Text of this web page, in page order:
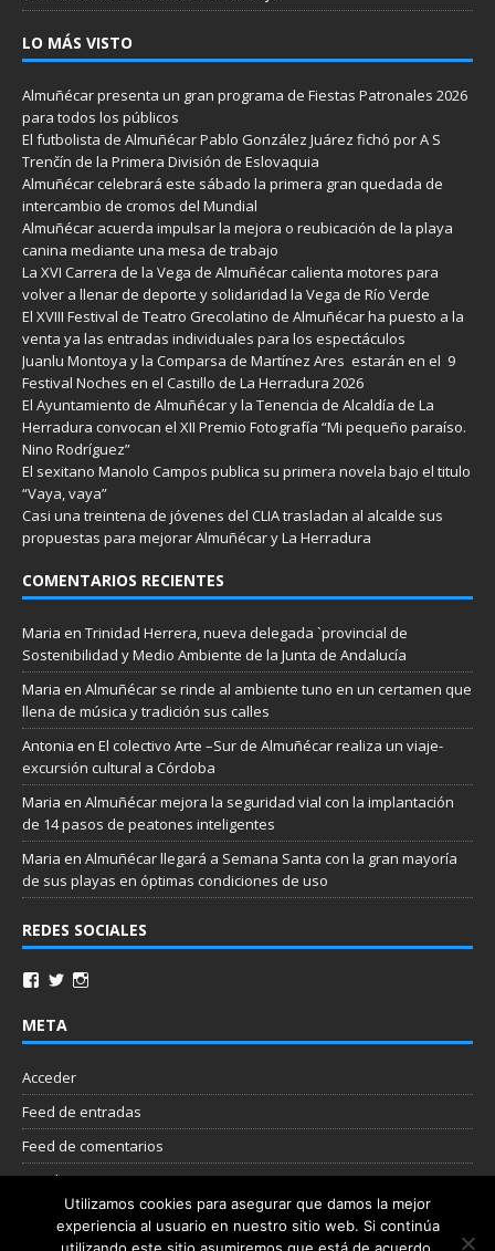
LO MÁS VISTO
Almuñécar presenta un gran programa de Fiestas Patronales 2026
para todos los públicos
El futbolista de Almuñécar Pablo González Juárez fichó por A S
Trenčín de la Primera División de Eslovaquia
Almuñécar celebrará este sábado la primera gran quedada de
intercambio de cromos del Mundial
Almuñécar acuerda impulsar la mejora o reubicación de la playa
canina mediante una mesa de trabajo
La XVI Carrera de la Vega de Almuñécar calienta motores para
volver a llenar de deporte y solidaridad la Vega de Río Verde
El XVIII Festival de Teatro Grecolatino de Almuñécar ha puesto a la
venta ya las entradas individuales para los espectáculos
Juanlu Montoya y la Comparsa de Martínez Ares estarán en el 9
Festival Noches en el Castillo de La Herradura 2026
El Ayuntamiento de Almuñécar y la Tenencia de Alcaldía de La
Herradura convocan el XII Premio Fotografía “Mi pequeño paraíso.
Nino Rodríguez”
El sexitano Manolo Campos publica su primera novela bajo el titulo
“Vaya, vaya”
Casi una treintena de jóvenes del CLIA trasladan al alcalde sus
propuestas para mejorar Almuñécar y La Herradura
COMENTARIOS RECIENTES
Maria en Trinidad Herrera, nueva delegada `provincial de
Sostenibilidad y Medio Ambiente de la Junta de Andalucía
Maria en Almuñécar se rinde al ambiente tuno en un certamen que
llena de música y tradición sus calles
Antonia en El colectivo Arte –Sur de Almuñécar realiza un viaje-
excursión cultural a Córdoba
Maria en Almuñécar mejora la seguridad vial con la implantación
de 14 pasos de peatones inteligentes
Maria en Almuñécar llegará a Semana Santa con la gran mayoría
de sus playas en óptimas condiciones de uso
REDES SOCIALES
META
Acceder
Feed de entradas
Feed de comentarios
WordPress.org
Nube de etiquetas
Utilizamos cookies para asegurar que damos la mejor
experiencia al usuario en nuestro sitio web. Si continúa